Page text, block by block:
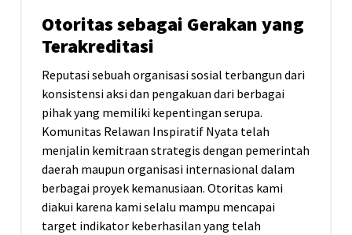
Otoritas sebagai Gerakan yang
Terakreditasi
Reputasi sebuah organisasi sosial terbangun dari
konsistensi aksi dan pengakuan dari berbagai
pihak yang memiliki kepentingan serupa.
Komunitas Relawan Inspiratif Nyata telah
menjalin kemitraan strategis dengan pemerintah
daerah maupun organisasi internasional dalam
berbagai proyek kemanusiaan. Otoritas kami
diakui karena kami selalu mampu mencapai
target indikator keberhasilan yang telah